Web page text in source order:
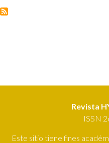
Revista
ISSN
Este sitio tiene fines